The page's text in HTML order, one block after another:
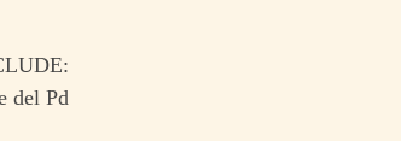
del Pd